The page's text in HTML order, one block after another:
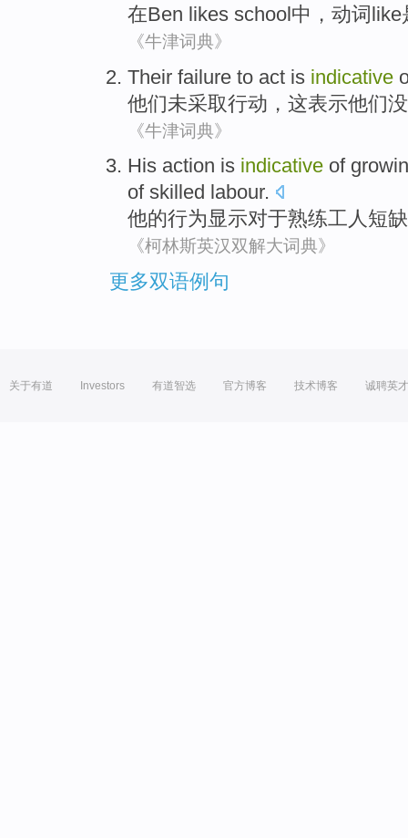
在Ben likes school中 ， 动词like
《牛津词典》
Their failure to act is indicative
他们未采取行动， 这表示他们
《牛津词典》
His action is indicative of
of skilled labour.
他的行为显示对于熟练工人短
《柯林斯英汉双解大词典》
更多双语例句
关于有道 Investors 有道智选 官方博客 技术博客 诚聘英才